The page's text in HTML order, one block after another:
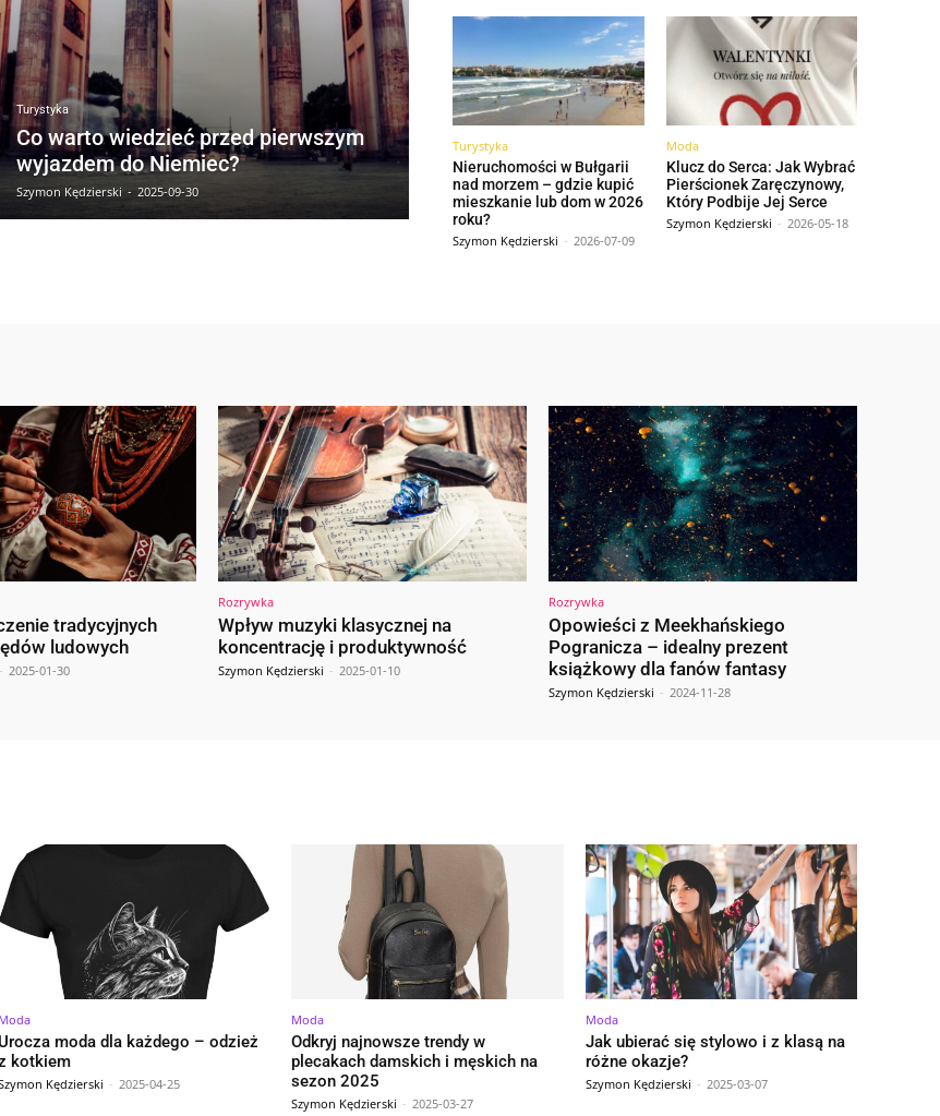
Turystyka
Co warto wiedzieć przed pierwszym
wyjazdem do Niemiec?
Szymon Kędzierski - 2025-09-30
Turystyka
Nieruchomości w Bułgarii
nad morzem – gdzie kupić
mieszkanie lub dom w 2026
roku?
Szymon Kędzierski - 2026-07-09
Moda
Klucz do Serca: Jak Wybrać
Pierścionek Zaręczynowy,
Który Podbije Jej Serce
Szymon Kędzierski - 2026-05-18
tradycyjnych
ludowych
- 2025-01-30
Rozrywka
Wpływ muzyki klasycznej na
koncentrację i produktywność
Szymon Kędzierski - 2025-01-10
Rozrywka
Opowieści z Meekhańskiego
Pogranicza – idealny prezent
książkowy dla fanów fantasy
Szymon Kędzierski - 2024-11-28
Moda
Urocza moda dla każdego – odzież
kotkiem
Kędzierski - 2025-04-25
Moda
Odkryj najnowsze trendy w
plecakach damskich i męskich na
sezon 2025
Szymon Kędzierski - 2025-03-27
Moda
Jak ubierać się stylowo i z klasą na
różne okazje?
Szymon Kędzierski - 2025-03-07